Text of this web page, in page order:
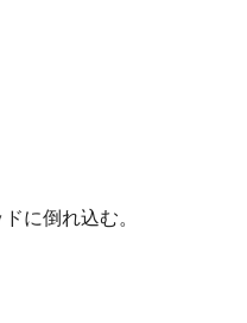
に倒れ込む。